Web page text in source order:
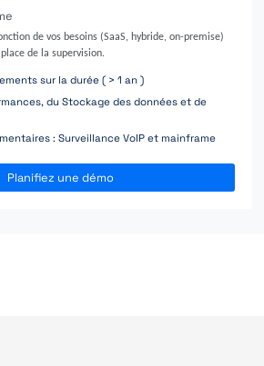
de vos besoins (SaaS, hybride, on-premise)
de la supervision.
sur la durée ( > 1 an )
du Stockage des données et de
: Surveillance VoIP et mainframe
Planifiez une démo